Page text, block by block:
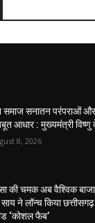
समाज सनातन परंपराओं
आधार : मुख्यमंत्री विष्णु
8, 2026
की चमक अब वैश्विक
ने लॉन्च किया
‘कोशल फैब’